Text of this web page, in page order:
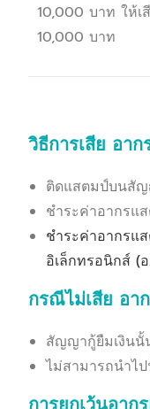
10,000 บาท ให้เ
10,000 บาท
วิธีการเสีย อา
ติดแสตมป์บนสัญ
ชำระค่าอากรแ
ชำระค่าอากรแ
อิเล็กทรอนิกส์ (
กรณีไม่เสีย อา
สัญญากู้ยืมเงินนั้
ไม่สามารถนำไ